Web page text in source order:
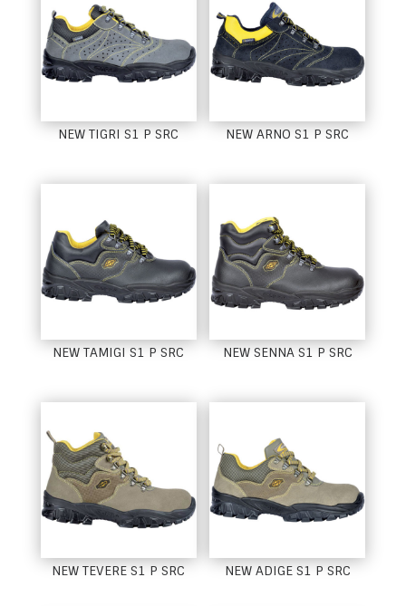
NEW TIGRI S1 P SRC NEW ARNO S1 P SRC
NEW TAMIGI S1 P SRC NEW SENNA S1 P SRC
NEW TEVERE S1 P SRC NEW ADIGE S1 P SRC